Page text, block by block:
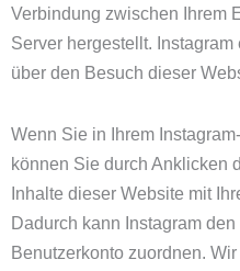
Verbindung zwischen Ihrem
Server hergestellt.
über den Besuch dieser
Wenn Sie in Ihrem
können Sie durch Anklicken
Inhalte dieser Website mit
Dadurch kann Instagram
Benutzerkonto zuordnen.